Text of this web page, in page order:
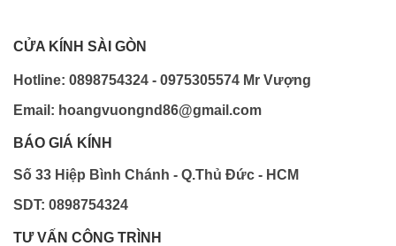
CỬA KÍNH SÀI GÒN
Hotline: 0898754324 - 0975305574 Mr Vượng
Email: hoangvuongnd86@gmail.com
BÁO GIÁ KÍNH
Số 33 Hiệp Bình Chánh - Q.Thủ Đức - HCM
SDT: 0898754324
TƯ VẤN CÔNG TRÌNH